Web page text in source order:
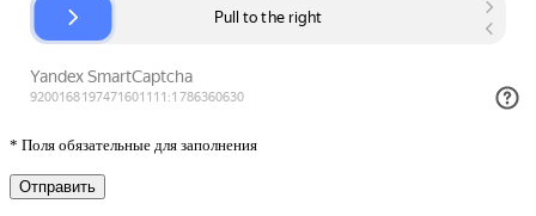
* Поля обязательные для заполнения